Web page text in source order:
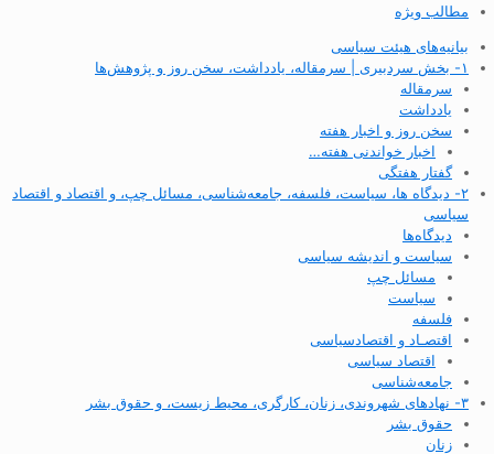
مطالب ویژه
بیانیه‌های هیئت سیاسی
۱- بخش سردبیری | سرمقاله، یادداشت، سخن روز و پژوهش‌ها
سرمقاله
یادداشت
سخن روز و اخبار هفته
اخبار خواندنی هفته…
گفتار هفتگی
۲- دیدگاه ها، سیاست، فلسفه، جامعه‌شناسی، مسائل چپ، و اقتصاد و اقتصاد
سیاسی
دیدگاه‌ها
سیاست و اندیشه سیاسی
مسائل چپ
سیاست
فلسفه
اقتصـاد و اقتصاد‌سیاسی
اقتصاد سیاسی
جامعه‌شناسی
۳- نهادهای شهروندی، زنان، کارگری، محیط زیست، و حقوق بشر
حقوق بشر
زنان